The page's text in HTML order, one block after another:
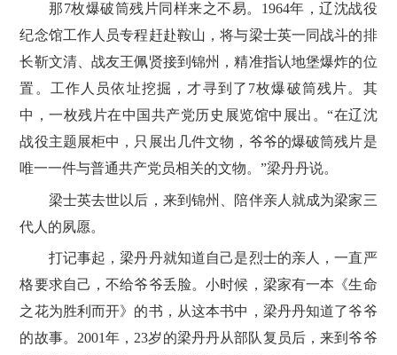
那7枚爆破筒残片同样来之不易。1964年，辽沈战役
纪念馆工作人员专程赶赴鞍山，将与梁士英一同战斗的排
长靳文清、战友王佩贤接到锦州，精准指认地堡爆炸的位
置。工作人员依址挖掘，才寻到了7枚爆破筒残片。其
中，一枚残片在中国共产党历史展览馆中展出。“在辽沈
战役主题展柜中，只展出几件文物，爷爷的爆破筒残片是
唯一一件与普通共产党员相关的文物。”梁丹丹说。
梁士英去世以后，来到锦州、陪伴亲人就成为梁家三
代人的夙愿。
打记事起，梁丹丹就知道自己是烈士的亲人，一直严
格要求自己，不给爷爷丢脸。小时候，梁家有一本《生命
之花为胜利而开》的书，从这本书中，梁丹丹知道了爷爷
的故事。2001年，23岁的梁丹丹从部队复员后，来到爷爷